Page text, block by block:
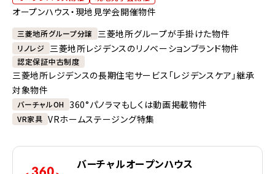
オープンハウス・現地見学会開催物件
三菱地所グループ分譲 三菱地所グループが手掛けた物件
リノレジ 三菱地所レジデンスのリノベーションブランド物件
認定保証中古制度
三菱地所レジデンスの長期住宅サービス「レジデンスケア」継承
対象物件
バーチャルOH 360°パノラマもしくは動画掲載物件
VR家具 VRホームステージング特集
バーチャルオープンハウス